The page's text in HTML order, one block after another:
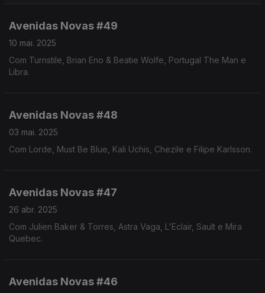
Avenidas Novas #49
10 mai. 2025
Com Turnstile, Brian Eno & Beatie Wolfe, Portugal The Man e
Libra.
Avenidas Novas #48
03 mai. 2025
Com Lorde, Must Be Blue, Kali Uchis, Chezile e Filipe Karlsson.
Avenidas Novas #47
26 abr. 2025
Com Julien Baker & Torres, Astra Vaga, L'Eclair, Sault e Mira
Quebec.
Avenidas Novas #46